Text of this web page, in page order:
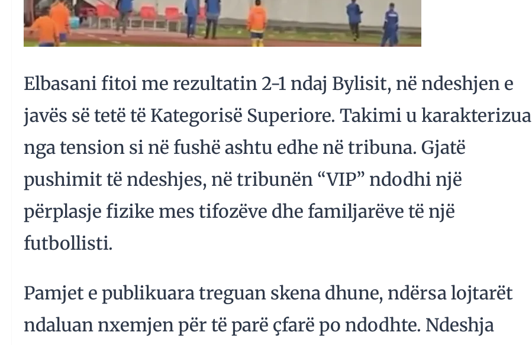
Elbasani fitoi me rezultatin 2-1 ndaj Bylisit, në ndeshjen e
javës së tetë të Kategorisë Superiore. Takimi u karakterizua
nga tension si në fushë ashtu edhe në tribuna. Gjatë
pushimit të ndeshjes, në tribunën “VIP” ndodhi një
përplasje fizike mes tifozëve dhe familjarëve të një
futbollisti.
Pamjet e publikuara treguan skena dhune, ndërsa lojtarët
ndaluan nxemjen për të parë çfarë po ndodhte. Ndeshja